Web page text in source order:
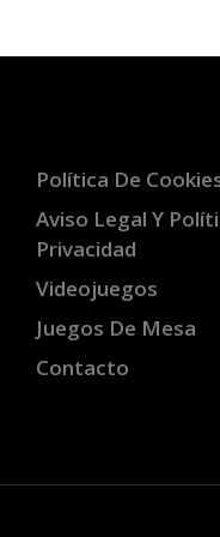
Política De
Aviso Legal Y
Privacidad
Videojuegos
Juegos De Mesa
Contacto